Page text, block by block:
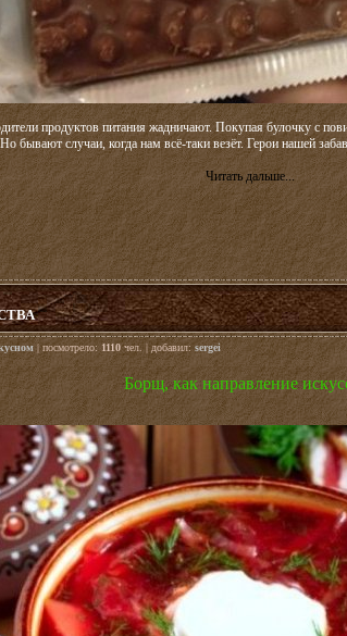
продуктов питания жадничают. Покупая булочку с
бывают случаи, когда нам всё-таки везёт. Герои нашей
Читать дальше...
| посмотрело: 1110чел. | добавил: sergei
Борщ, как направление